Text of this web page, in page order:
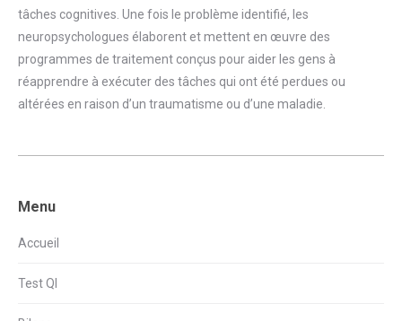
tâches cognitives. Une fois le problème identifié, les
neuropsychologues élaborent et mettent en œuvre des
programmes de traitement conçus pour aider les gens à
réapprendre à exécuter des tâches qui ont été perdues ou
altérées en raison d’un traumatisme ou d’une maladie.
Menu
Accueil
Test QI